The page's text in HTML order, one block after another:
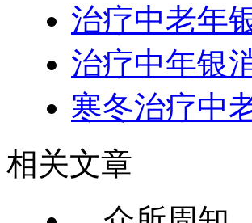
治疗中老年
治疗中年银
寒冬治疗中
相关文章